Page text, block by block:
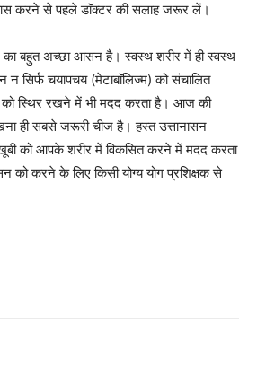
करने से पहले डाॅक्टर की सलाह जरूर लें।
का बहुत अच्छा आसन है। स्वस्थ शरीर में ही स्वस्थ
न सिर्फ चयापचय (मेटाबाॅलिज्म) को संचालित
को स्थिर रखने में भी मदद करता है। आज की
ही सबसे जरूरी चीज है। हस्त उत्तानासन
को आपके शरीर में विकसित करने में मदद करता
करने के लिए किसी योग्य योग प्रशिक्षक से